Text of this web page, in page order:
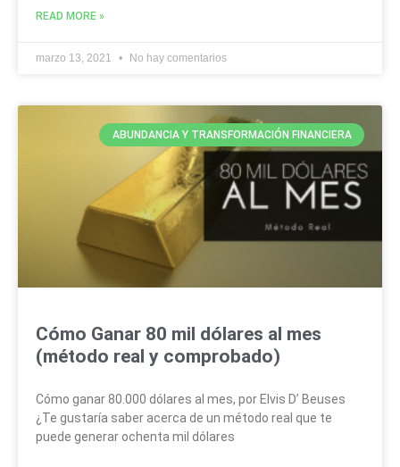
READ MORE »
marzo 13, 2021 No hay comentarios
ABUNDANCIA Y TRANSFORMACIÓN FINANCIERA
Cómo Ganar 80 mil dólares al mes
(método real y comprobado)
Cómo ganar 80.000 dólares al mes, por Elvis D’ Beuses
¿Te gustaría saber acerca de un método real que te
puede generar ochenta mil dólares